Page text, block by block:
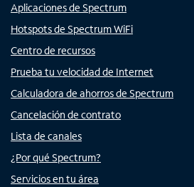
Aplicaciones de Spectrum
Hotspots de Spectrum WiFi
Centro de recursos
Prueba tu velocidad de Internet
Calculadora de ahorros de Spectrum
Cancelación de contrato
Lista de canales
¿Por qué Spectrum?
Servicios en tu área